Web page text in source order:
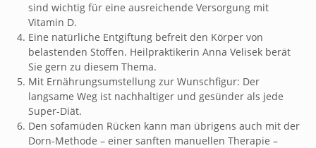
sind wichtig für eine ausreichende Versorgung mit
Vitamin D.
Eine natürliche Entgiftung befreit den Körper von
belastenden Stoffen. Heilpraktikerin Anna Velisek berät
Sie gern zu diesem Thema.
Mit Ernährungsumstellung zur Wunschfigur: Der
langsame Weg ist nachhaltiger und gesünder als jede
Super-Diät.
Den sofamüden Rücken kann man übrigens auch mit der
Dorn-Methode – einer sanften manuellen Therapie –